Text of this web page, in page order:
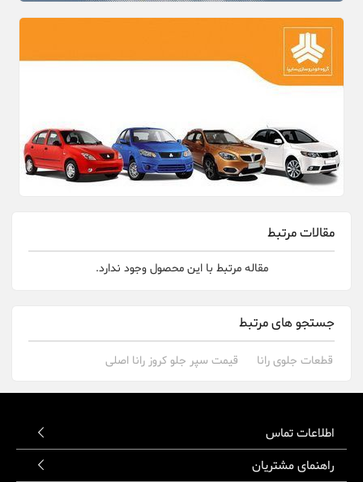
مقالات مرتبط
مقاله مرتبط با این محصول وجود ندارد.
جستجو های مرتبط
قطعات جلوی رانا قیمت سپر جلو کروز رانا اصلی
اطلاعات تماس
راهنمای مشتریان